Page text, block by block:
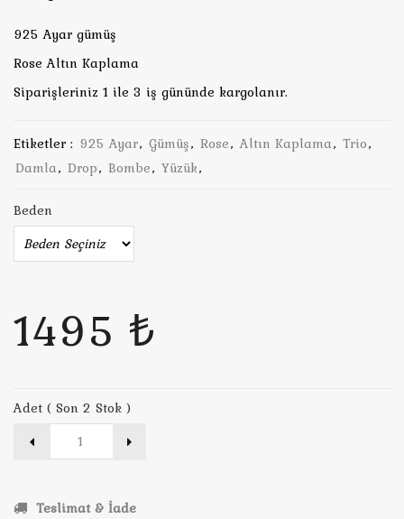
925 Ayar gümüş
Rose Altın Kaplama
Siparişleriniz 1 ile 3 iş gününde kargolanır.
Etiketler : 925 Ayar, Gümüş, Rose, Altın Kaplama, Trio,
Damla, Drop, Bombe, Yüzük,
Beden
1495 ₺
Adet ( Son 2 Stok )
Teslimat & İade